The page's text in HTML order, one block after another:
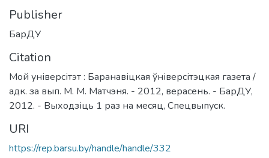
Publisher
БарДУ
Citation
Мой універсітэт : Баранавіцкая ўніверсітэцкая газета /
адк. за вып. М. М. Матчэня. - 2012, верасень. - БарДУ,
2012. - Выходзіць 1 раз на месяц, Спецвыпуск.
URI
https://rep.barsu.by/handle/handle/332